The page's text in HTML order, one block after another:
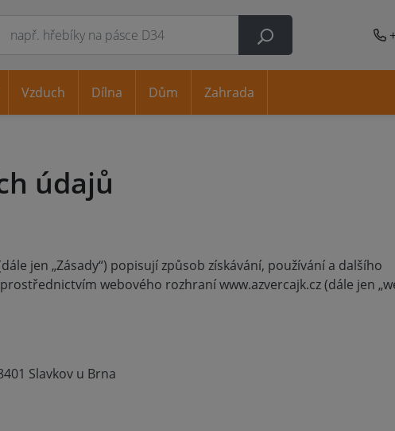
údajů
jen „Zásady“) popisují způsob získávání, používání a dalšího
webového rozhraní www.azvercajk.cz (dále jen
Slavkov u Brna
Vzduch Dílna Dům Zahrada